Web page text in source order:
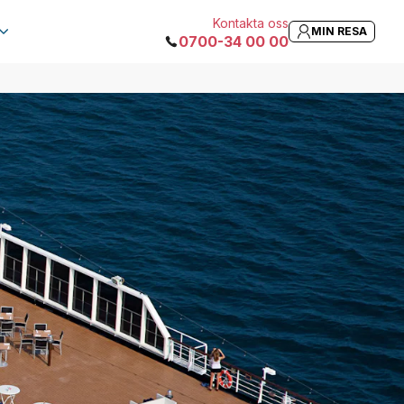
Kontakta oss
0700-34 00 00
MIN RESA